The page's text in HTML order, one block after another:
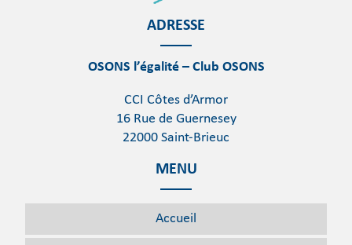
ADRESSE
OSONS l’égalité – Club OSONS
CCI Côtes d’Armor
16 Rue de Guernesey
22000 Saint-Brieuc
MENU
Accueil